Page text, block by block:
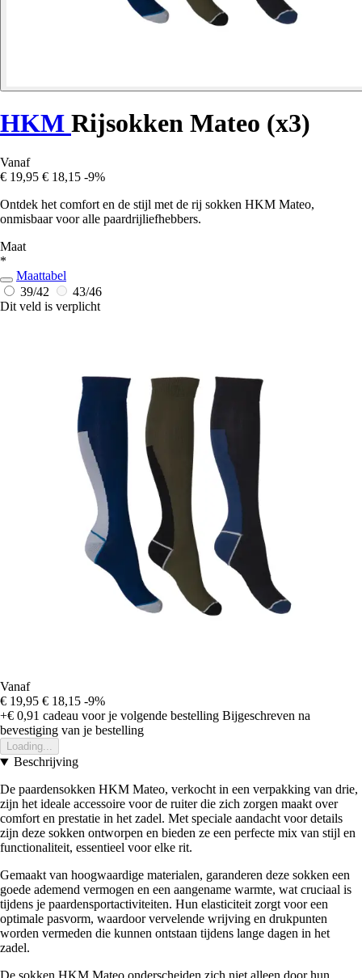
HKM Rijsokken Mateo (x3)
Vanaf
€ 19,95 € 18,15 -9%
Ontdek het comfort en de stijl met de rij sokken HKM Mateo,
onmisbaar voor alle paardrijliefhebbers.
Maat
*
Maattabel
39/42
43/46
Dit veld is verplicht
Vanaf
€ 19,95 € 18,15 -9%
+€ 0,91 cadeau voor je volgende bestelling Bijgeschreven na
bevestiging van je bestelling
Loading...
Beschrijving
De paardensokken HKM Mateo, verkocht in een verpakking van drie,
zijn het ideale accessoire voor de ruiter die zich zorgen maakt over
comfort en prestatie in het zadel. Met speciale aandacht voor details
zijn deze sokken ontworpen en bieden ze een perfecte mix van stijl en
functionaliteit, essentieel voor elke rit.
Gemaakt van hoogwaardige materialen, garanderen deze sokken een
goede ademend vermogen en een aangename warmte, wat cruciaal is
tijdens je paardensportactiviteiten. Hun elasticiteit zorgt voor een
optimale pasvorm, waardoor vervelende wrijving en drukpunten
worden vermeden die kunnen ontstaan tijdens lange dagen in het
zadel.